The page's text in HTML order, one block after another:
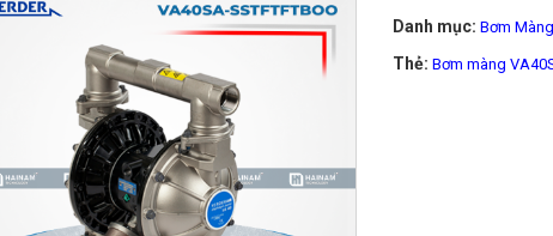
Danh mục: Bơm
Thẻ: Bơm màng